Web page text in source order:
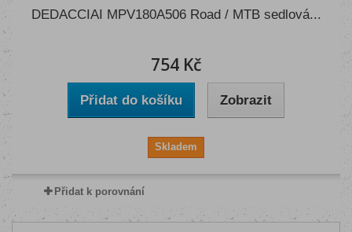
DEDACCIAI MPV180A506 Road / MTB sedlová...
754 Kč
Přidat do košíku Zobrazit
Skladem
Přidat k porovnání